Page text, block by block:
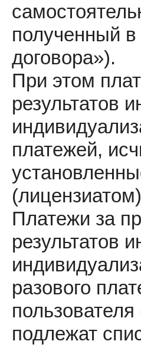
полученный в
договора»).
При этом
результатов
платежей,
Платежи за
результатов
разового
подлежат